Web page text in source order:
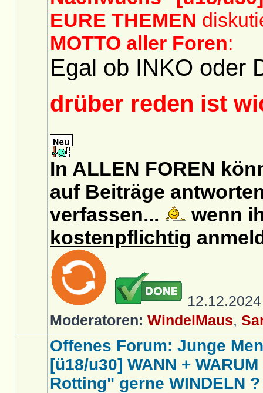
EURE THEMEN
MOTTO aller Foren:
Egal ob INKO oder
drüber reden ist
In ALLEN FOREN
auf Beiträge
verfassen...
wenn
kostenpflichtig
Moderatoren: WindelMaus,
Offenes Forum: Junge
[ü18/u30] WANN +
Rotting" gerne WINDELN ?